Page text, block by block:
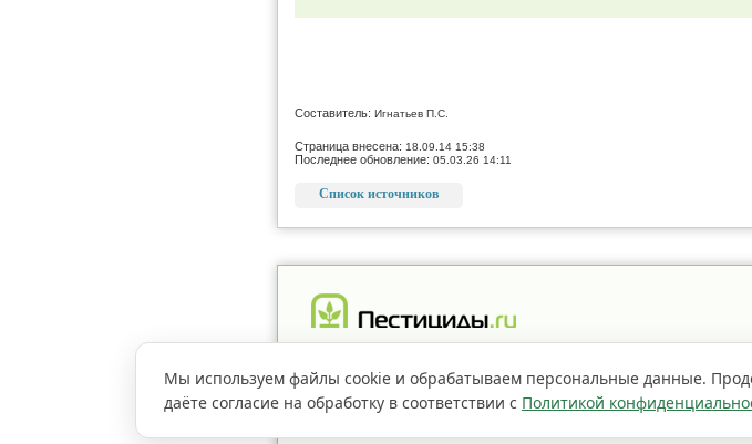
Составитель: Игнатьев П.С.
Страница внесена: 18.09.14 15:38
Последнее обновление: 05.03.26 14:11
Список источников
Мы используем файлы cookie и обрабатываем персональные данные.
даёте согласие на обработку в соответствии с Политикой